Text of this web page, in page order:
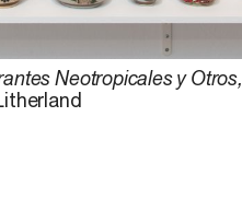
Neotropicales y Otros,